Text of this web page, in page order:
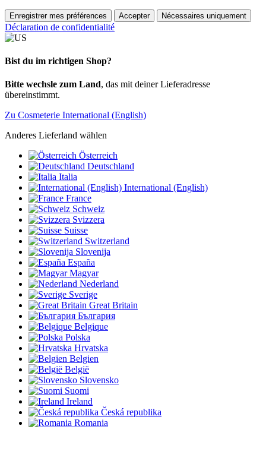
Enregistrer mes préférences Accepter Nécessaires uniquement
Déclaration de confidentialité
Bist du im richtigen Shop?
Bitte wechsle zum Land, das mit deiner Lieferadresse
übereinstimmt.
Zu Cosmeterie International (English)
Anderes Lieferland wählen
Österreich
Deutschland
Italia
International (English)
France
Schweiz
Svizzera
Suisse
Switzerland
Slovenija
España
Magyar
Nederland
Sverige
Great Britain
България
Belgique
Polska
Hrvatska
Belgien
België
Slovensko
Suomi
Ireland
Česká republika
Romania